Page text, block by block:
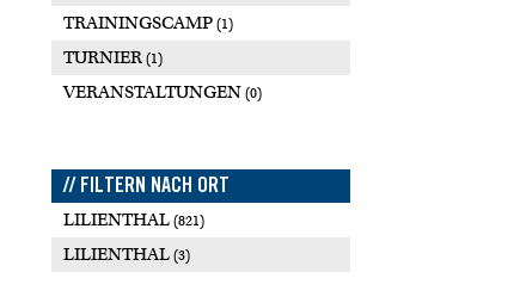
TRAININGSCAMP (1)
TURNIER (1)
VERANSTALTUNGEN (0)
// FILTERN NACH ORT
LILIENTHAL (821)
LILIENTHAL (3)